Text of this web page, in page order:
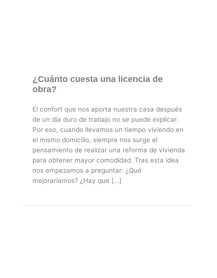
¿Cuánto cuesta una licencia de
obra?
El confort que nos aporta nuestra casa después
de un día duro de trabajo no se puede explicar.
Por eso, cuando llevamos un tiempo viviendo en
el mismo domicilio, siempre nos surge el
pensamiento de realizar una reforma de vivienda
para obtener mayor comodidad. Tras esta idea
nos empezamos a preguntar: ¿Qué
mejoraríamos? ¿Hay que […]